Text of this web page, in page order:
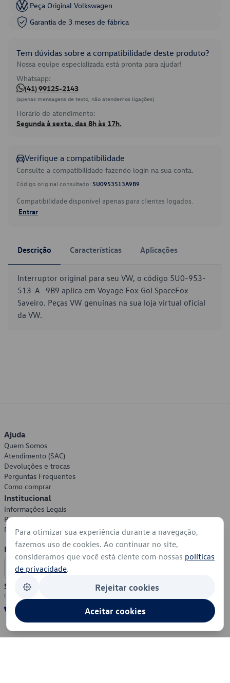
Peça Original Volkswagen
Garantia de 3 meses de fábrica
Tem dúvidas sobre a compatibilidade deste produto?
Nossa equipe especializada está pronta para ajudar!
Whatsapp:
(41) 99125-2143
(apenas mensagens de texto, não atendemos ligações)
Horário de atendimento:
Segunda à sexta, das 8h às 17h.
Verifique a compatibilidade
Consulte a compatibilidade fazendo login na sua conta.
Código original consultado: 5U0953513A9B9
Compatibilidade disponível apenas para clientes logados.
Entrar
Descrição Características Aplicações
Interruptor original para seu VW, o código 5U0-953-
513-A -9B9 aplica em Voyage Fox Gol SpaceFox
Saveiro. Peças VW genuínas na sua loja virtual oficial
da VW.
Ajuda
Quem Somos
Atendimento (SAC)
Devoluções e trocas
Perguntas Frequentes
Como comprar
Institucional
Informações Legais
Política de Privacidade
Política de Cookies
Formas de Pagamento
Segurança
Para otimizar sua experiência durante a navegação,
fazemos uso de cookies. Ao continuar no site,
consideramos que você está ciente com nossas políticas
de privacidade.
Rejeitar cookies
Aceitar cookies